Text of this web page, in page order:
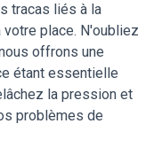
tracas liés à la
votre place. N'oubliez
offrons une
étant essentielle
la pression et
problèmes de